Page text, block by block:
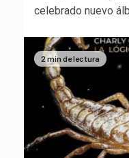
celebrado nuevo
2 min de lectura